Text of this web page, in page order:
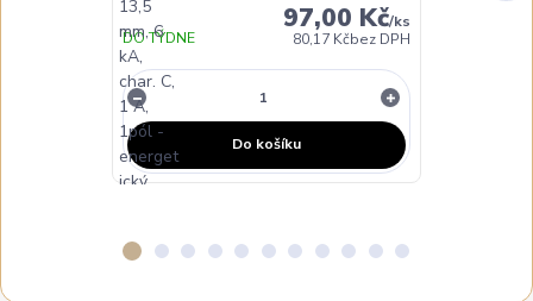
97,00 Kč/ks
80,17 Kčbez DPH
DO TÝDNE
Do košíku